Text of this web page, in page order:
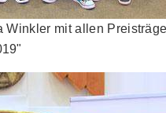
mit allen